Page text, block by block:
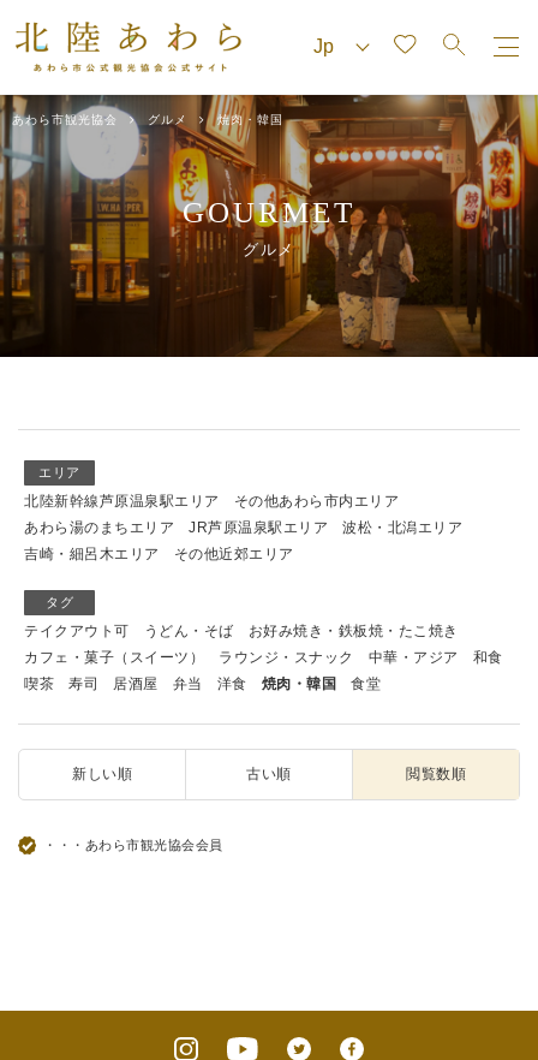
あわら市観光協会 グルメ 焼肉・韓国
GOURMET
グルメ
エリア
北陸新幹線芦原温泉駅エリア
その他あわら市内エリア
あわら湯のまちエリア
JR芦原温泉駅エリア
波松・北潟エリア
吉崎・細呂木エリア
その他近郊エリア
タグ
テイクアウト可 うどん・そば
お好み焼き・鉄板焼・たこ焼き
カフェ・菓子（スイーツ）
ラウンジ・スナック 中華・アジア
和食
喫茶
寿司 居酒屋 弁当 洋食 焼肉・韓国 食堂
新しい順 古い順 閲覧数順
・・・あわら市観光協会会員